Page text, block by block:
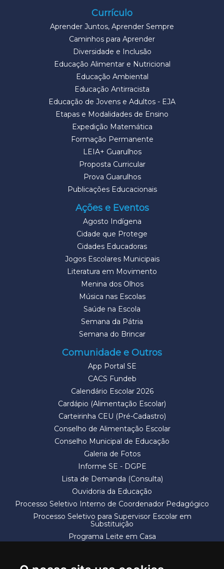
Currículo
Aprender Juntos, Aprender Sempre
Caminhos para Aprender
Diversidade e Inclusão
Educação Alimentar e Nutricional
Educação Ambiental
Educação Antirracista
Educação de Jovens e Adultos - EJA
Etapas e Modalidades de Ensino
Expedição Matemática
Formação Permanente
LEIA+ Guarulhos
Proposta Curricular
Prova Guarulhos
Publicações Educacionais
Ações e Eventos
Agosto Indígena
Cidade que Protege
Cidades Educadoras
Jogos Escolares Municipais
Literatura em Movimento
Menina dos Olhos
Música nas Escolas
Saúde na Escola
Semana da Pátria
Semana do Brincar
Comunidade e Outros
App Portal SE
CACS Fundeb
Calendário Escolar 2026
Cardápio (Alimentação Escolar)
Carteirinha CEU (Pré-Cadastro)
Conselho de Alimentação Escolar
Conselho Municipal de Educação
Galeria de Fotos
Informe SE - DGPE
Lista de Demanda (Consulta)
Ouvidoria da Educação
Processo Seletivo Interno de Coordenador Pedagógico
Processo Seletivo para Supervisor Escolar em
Substituição
Programa Leite em Casa